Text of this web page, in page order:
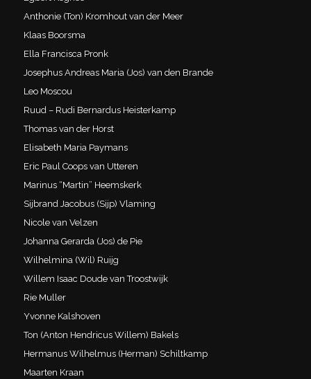
Anthonie (Ton) Kromhout van der Meer
Klaas Boorsma
Ella Francisca Pronk
Josephus Andreas Maria (Jos) van den Brande
Leo Moscou
Ruud – Rudi Bernardus Heisterkamp
Thomas van der Horst
Elisabeth Maria Paymans
Eric Paul Coops van Utteren
Marinus “Martin” Heemskerk
Sijbrand Jacobus (Sijp) Vlaming
Nicole van Velzen
Johanna Gerarda (Jos) de Pie
Wilhelmina (Wil) Ruijg
Willem Isaac Doude van Troostwijk
Rie Muller
Yvonne Kalshoven
Ton (Anton Hendricus Willem) Bakels
Hermanus Wilhelmus (Herman) Schiltkamp
Maarten Kraan